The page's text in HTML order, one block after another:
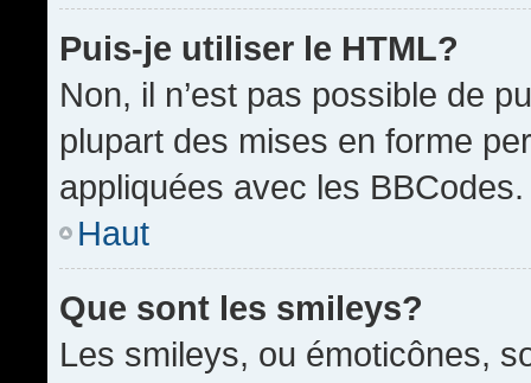
Puis-je utiliser le HTML?
Non, il n’est pas possible de
plupart des mises en forme
appliquées avec les BBCodes.
Haut
Que sont les smileys?
Les smileys, ou émoticônes,